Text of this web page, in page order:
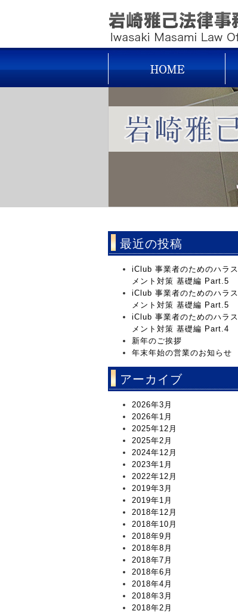
最近の投稿
iClub 事業者のためのハラス
メント対策 基礎編 Part.5
iClub 事業者のためのハラス
メント対策 基礎編 Part.5
iClub 事業者のためのハラス
メント対策 基礎編 Part.4
新年のご挨拶
年末年始の営業のお知らせ
アーカイブ
2026年3月
2026年1月
2025年12月
2025年2月
2024年12月
2023年1月
2022年12月
2019年3月
2019年1月
2018年12月
2018年10月
2018年9月
2018年8月
2018年7月
2018年6月
2018年4月
2018年3月
2018年2月